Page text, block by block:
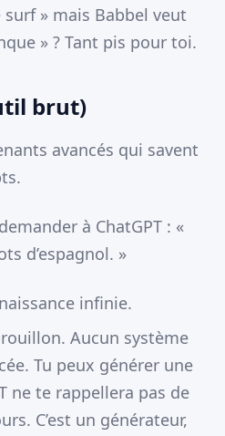
» mais Babbel veut
» ? Tant pis pour toi.
brut)
avancés qui savent
à ChatGPT : «
d’espagnol. »
infinie.
Aucun système
Tu peux générer une
ne te rappellera pas de
C’est un générateur,